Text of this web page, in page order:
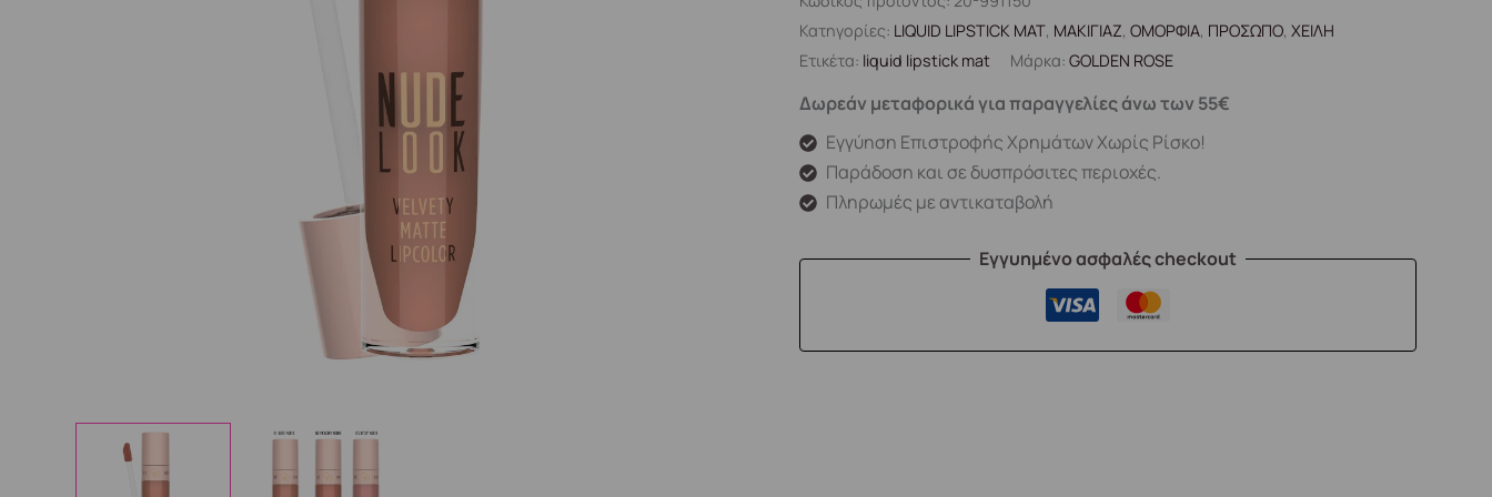
Κατηγορίες: LIQUID LIPSTICK MAT, ΜΑΚΙΓΙΑΖ,ΟΜΟΡΦΙΑ, ΠΡΟΣΩΠΟ,ΧΕΙΛΗ
Ετικέτα: liquid lipstick mat Μάρκα:GOLDEN ROSE
Δωρεάν μεταφορικά για παραγγελίες άνω των 55€
Εγγύηση Επιστροφής Χρημάτων Χωρίς Ρίσκο!
Παράδοση και σε δυσπρόσιτες περιοχές.
Πληρωμές με αντικαταβολή
Εγγυημένο ασφαλές checkout